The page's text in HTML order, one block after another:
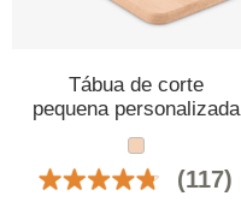
Tábua de corte
pequena personalizada
(117)